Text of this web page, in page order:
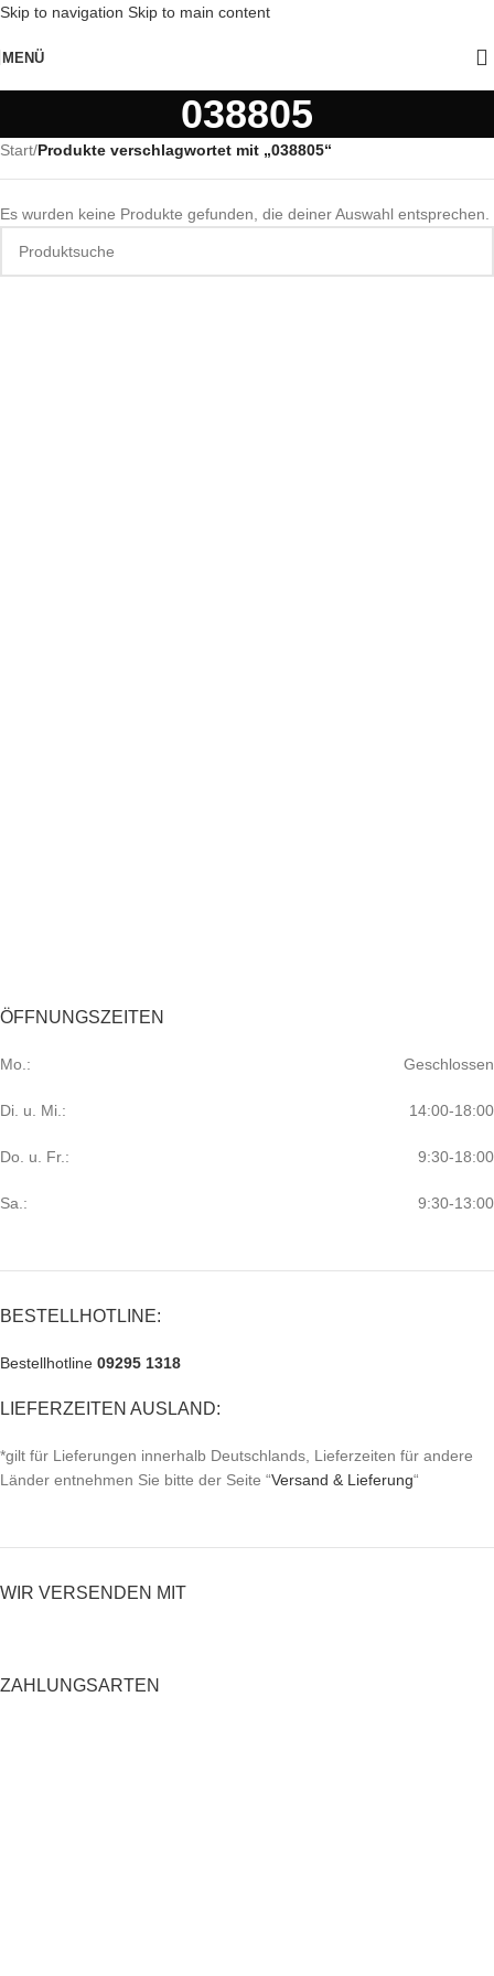
Skip to navigation Skip to main content
MENÜ
038805
Start/Produkte verschlagwortet mit „038805“
Es wurden keine Produkte gefunden, die deiner Auswahl entsprechen.
ÖFFNUNGSZEITEN
Mo.: Geschlossen
Di. u. Mi.: 14:00-18:00
Do. u. Fr.: 9:30-18:00
Sa.: 9:30-13:00
BESTELLHOTLINE:
Bestellhotline 09295 1318
LIEFERZEITEN AUSLAND:
*gilt für Lieferungen innerhalb Deutschlands, Lieferzeiten für andere
Länder entnehmen Sie bitte der Seite “Versand & Lieferung“
WIR VERSENDEN MIT
ZAHLUNGSARTEN